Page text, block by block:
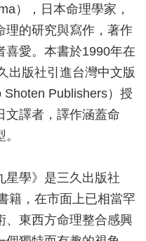
），日本命理學家，
理的研究與寫作，著作
喜愛。本書於1990年在
出版社引進台灣中文版
Publishers）授
文譯者，譯作涵蓋命
星學》是三久出版社
籍，在市面上已相當罕
、東西方命理整合感興